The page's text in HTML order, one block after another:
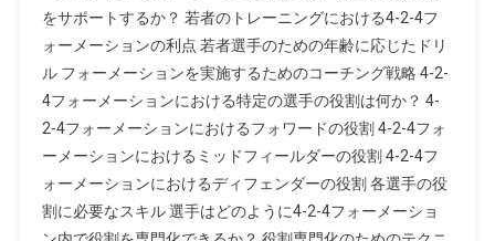
役
割
に
お
け
る
育
成、
をサポートするか？ 若者のトレーニングにおける4-2-4フ
ォーメーションの利点 若者選手のための年齢に応じたドリ
ル フォーメーションを実施するためのコーチング戦略 4-2-
4フォーメーションにおける特定の選手の役割は何か？ 4-
2-4フォーメーションにおけるフォワードの役割 4-2-4フォ
ーメーションにおけるミッドフィールダーの役割 4-2-4フ
ォーメーションにおけるディフェンダーの役割 各選手の役
割に必要なスキル 選手はどのように4-2-4フォーメーショ